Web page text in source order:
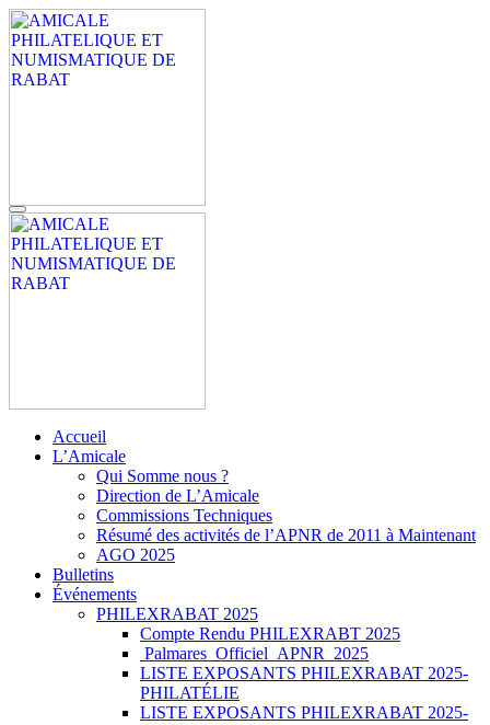
Aller
au
contenu
principal
AMICALE PHILATELIQUE ET NUMISMATIQUE DE RABAT
APNR
APNRAccueil
L’Amicale
Qui Somme nous ?
Direction de L’Amicale
Commissions Techniques
Résumé des activités de l’APNR de 2011 à Maintenant
AGO 2025
Bulletins
Événements
PHILEXRABAT 2025
Compte Rendu PHILEXRABT 2025
Palmares_Officiel_APNR_2025
LISTE EXPOSANTS PHILEXRABAT 2025-
PHILATÉLIE
LISTE EXPOSANTS PHILEXRABAT 2025-